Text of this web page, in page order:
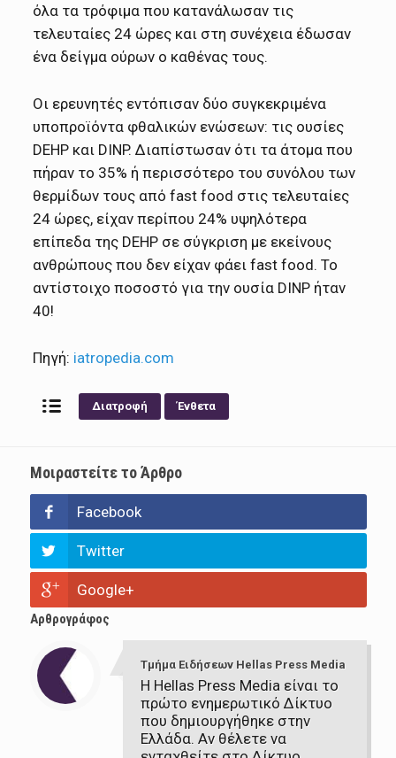
όλα τα τρόφιμα που κατανάλωσαν τις
τελευταίες 24 ώρες και στη συνέχεια έδωσαν
ένα δείγμα ούρων ο καθένας τους.
Οι ερευνητές εντόπισαν δύο συγκεκριμένα
υποπροϊόντα φθαλικών ενώσεων: τις ουσίες
DEHP και DINP. Διαπίστωσαν ότι τα άτομα που
πήραν το 35% ή περισσότερο του συνόλου των
θερμίδων τους από fast food στις τελευταίες
24 ώρες, είχαν περίπου 24% υψηλότερα
επίπεδα της DEHP σε σύγκριση με εκείνους
ανθρώπους που δεν είχαν φάει fast food. Το
αντίστοιχο ποσοστό για την ουσία DINP ήταν
40!
Πηγή: iatropedia.com
Διατροφή Ένθετα
Μοιραστείτε το Άρθρο
Facebook
Twitter
Google+
Αρθρογράφος
Τμήμα Ειδήσεων Hellas Press Media
Η Hellas Press Media είναι το
πρώτο ενημερωτικό Δίκτυο
που δημιουργήθηκε στην
Ελλάδα. Αν θέλετε να